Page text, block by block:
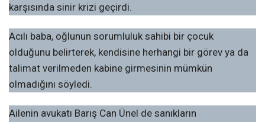
karşısında sinir krizi geçirdi.
Acılı baba, oğlunun sorumluluk sahibi bir çocuk
olduğunu belirterek, kendisine herhangi bir görev ya da
talimat verilmeden kabine girmesinin mümkün
olmadığını söyledi.
Ailenin avukatı Barış Can Ünel de sanıkların